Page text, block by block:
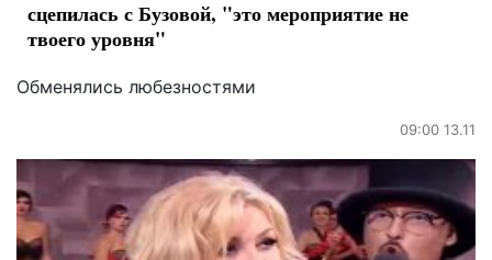
сцепилась с Бузовой, "это мероприятие не
твоего уровня"
Обменялись любезностями
09:00 13.11